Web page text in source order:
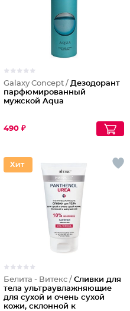
Galaxy Concept / Дезодорант
парфюмированный
мужской Aqua
490 ₽
Белита - Витекс / Сливки для
тела ультраувлажняющие
для сухой и очень сухой
кожи, склонной к